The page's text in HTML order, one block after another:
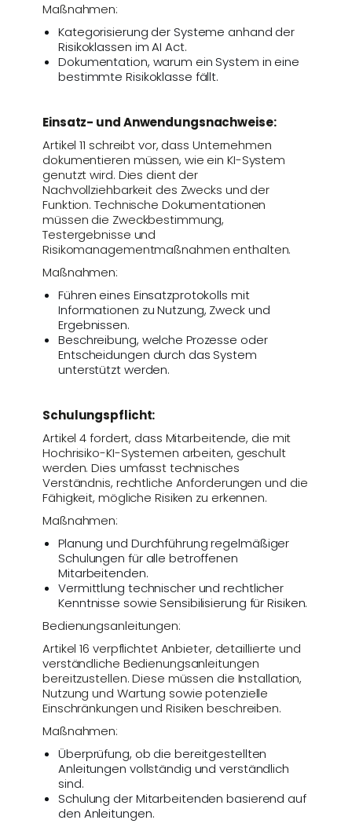
Maßnahmen:
Kategorisierung der Systeme anhand der
Risikoklassen im AI Act.
Dokumentation, warum ein System in eine
bestimmte Risikoklasse fällt.
Einsatz- und Anwendungsnachweise:
Artikel 11 schreibt vor, dass Unternehmen
dokumentieren müssen, wie ein KI-System
genutzt wird. Dies dient der
Nachvollziehbarkeit des Zwecks und der
Funktion. Technische Dokumentationen
müssen die Zweckbestimmung,
Testergebnisse und
Risikomanagementmaßnahmen enthalten.
Maßnahmen:
Führen eines Einsatzprotokolls mit
Informationen zu Nutzung, Zweck und
Ergebnissen.
Beschreibung, welche Prozesse oder
Entscheidungen durch das System
unterstützt werden.
Schulungspflicht:
Artikel 4 fordert, dass Mitarbeitende, die mit
Hochrisiko-KI-Systemen arbeiten, geschult
werden. Dies umfasst technisches
Verständnis, rechtliche Anforderungen und die
Fähigkeit, mögliche Risiken zu erkennen.
Maßnahmen:
Planung und Durchführung regelmäßiger
Schulungen für alle betroffenen
Mitarbeitenden.
Vermittlung technischer und rechtlicher
Kenntnisse sowie Sensibilisierung für Risiken.
Bedienungsanleitungen:
Artikel 16 verpflichtet Anbieter, detaillierte und
verständliche Bedienungsanleitungen
bereitzustellen. Diese müssen die Installation,
Nutzung und Wartung sowie potenzielle
Einschränkungen und Risiken beschreiben.
Maßnahmen:
Überprüfung, ob die bereitgestellten
Anleitungen vollständig und verständlich
sind.
Schulung der Mitarbeitenden basierend auf
den Anleitungen.